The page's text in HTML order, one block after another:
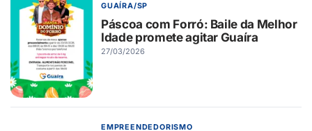
GUAÍRA/SP
Páscoa com Forró: Baile da Melhor
Idade promete agitar Guaíra
27/03/2026
EMPREENDEDORISMO